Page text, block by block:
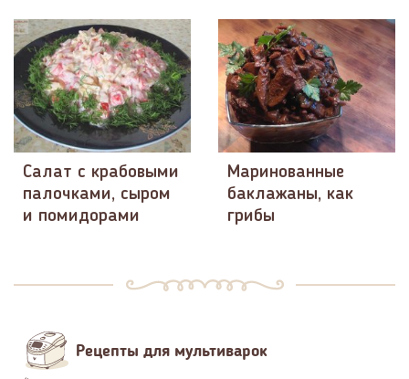
Салат с крабовыми
палочками, сыром
и помидорами
Маринованные
баклажаны, как
грибы
Рецепты для мультиварок